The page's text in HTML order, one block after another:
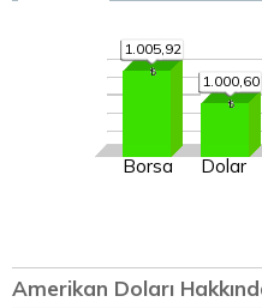
1.005,92
Borsa
1.000,60
Dolar
Amerikan Doları